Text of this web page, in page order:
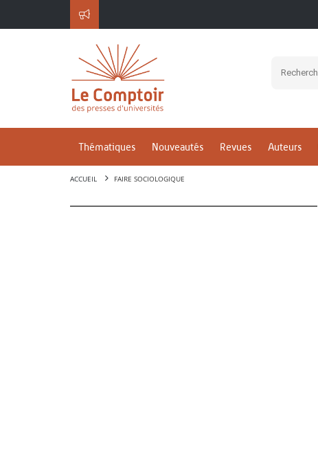
Thématiques Nouveautés Revues Auteurs
ACCUEIL FAIRE SOCIOLOGIQUE